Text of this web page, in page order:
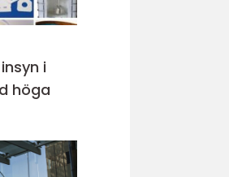
höga